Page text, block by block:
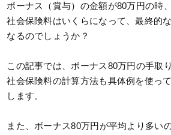
ボーナス（賞与）の金額が80万円の時
社会保険料はいくらになって、最終的
なるのでしょうか？
この記事では、ボーナス80万円の手取
社会保険料の計算方法も具体例を使っ
します。
また、ボーナス80万円が平均より多い